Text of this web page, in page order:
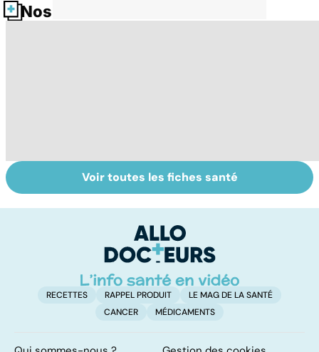
Nos fiches santé
La tuberculose
pulmonaire
Mieux dépister la
DMLA
Voir toutes les fiches santé
RECETTES RAPPEL PRODUIT
LE MAG DE LA SANTÉ
CANCER
MÉDICAMENTS